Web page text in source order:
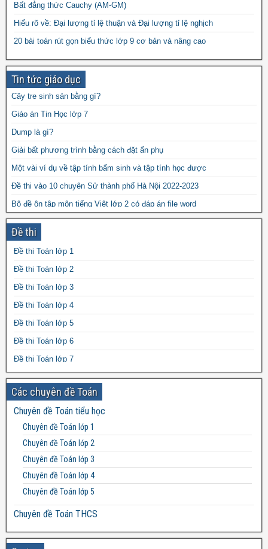
vào 10 môn toán năm 2022đề thi vào
10 môn toán năm 2023 đề thi vào 10 môn toán
năm 2024
Bất đẳng thức Cauchy (AM-GM)
Hiểu rõ về: Đại lượng tỉ lệ thuận và Đại lượng tỉ lệ nghịch
20 bài toán rút gọn biểu thức lớp 9 cơ bản và nâng cao
Tin tức giáo dục
Cây tre sinh sản bằng gì?
Giáo án Tin Học lớp 7
Dump là gì?
Giải bất phương trình bằng cách đặt ẩn phụ
Một vài ví dụ về tập tính bẩm sinh và tập tính học được
Đề thi vào 10 chuyên Sử thành phố Hà Nội 2022-2023
Bộ đề ôn tập môn tiếng Việt lớp 2 có đáp án file word
Đề cương ôn tập học kì 1 môn Lịch sử lớp 6 file word
Cách nhận biết các chất không dùng loại thuốc thử nào khác
Đề thi Ngữ Văn vào 10 THPT thành phố Hải Phòng 2024-2025
Đề thi
Đề thi Toán lớp 1
Đề thi Toán lớp 2
Đề thi Toán lớp 3
Đề thi Toán lớp 4
Đề thi Toán lớp 5
Đề thi Toán lớp 6
Đề thi Toán lớp 7
Đề thi Toán lớp 8
Đề thi Toán lớp 9
Đề thi Toán lớp 10
Đề thi Toán lớp 11
Đề thi Toán lớp 12
Các chuyên đề Toán
Chuyên đề Toán tiểu học
Chuyên đề Toán lớp 1
Chuyên đề Toán lớp 2
Chuyên đề Toán lớp 3
Chuyên đề Toán lớp 4
Chuyên đề Toán lớp 5
Chuyên đề Toán THCS
Bất đẳng thức THCS
Chuyên đề Toán lớp 6